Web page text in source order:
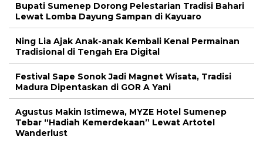
Bupati Sumenep Dorong Pelestarian Tradisi Bahari
Lewat Lomba Dayung Sampan di Kayuaro
Ning Lia Ajak Anak-anak Kembali Kenal Permainan
Tradisional di Tengah Era Digital
Festival Sape Sonok Jadi Magnet Wisata, Tradisi
Madura Dipentaskan di GOR A Yani
Agustus Makin Istimewa, MYZE Hotel Sumenep
Tebar “Hadiah Kemerdekaan” Lewat Artotel
Wanderlust